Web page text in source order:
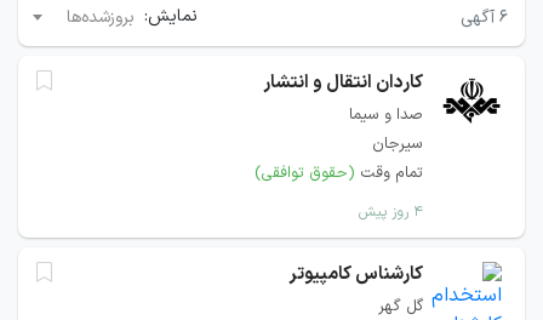
۶آگهی نمایش: بروزشده‌ها
کاردان انتقال و انتشار
صدا و سیما
سیرجان
تمام وقت (حقوق توافقی)
۴ روز پیش
کارشناس کامپیوتر
گل گهر